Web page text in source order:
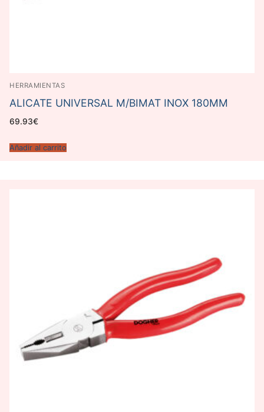
HERRAMIENTAS
ALICATE UNIVERSAL M/BIMAT INOX 180MM
69.93€
Añadir al carrito